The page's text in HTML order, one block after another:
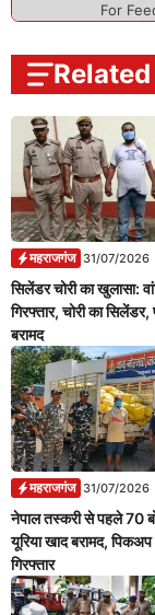
For
महराजगंज 31/07/2026
सिलेंडर चोरी का खुलासा:
गिरफ्तार, चोरी का
बरामद
महराजगंज 31/07/2026
नेपाल तस्करी से पहले 70
यूरिया खाद बरामद,
गिरफ्तार